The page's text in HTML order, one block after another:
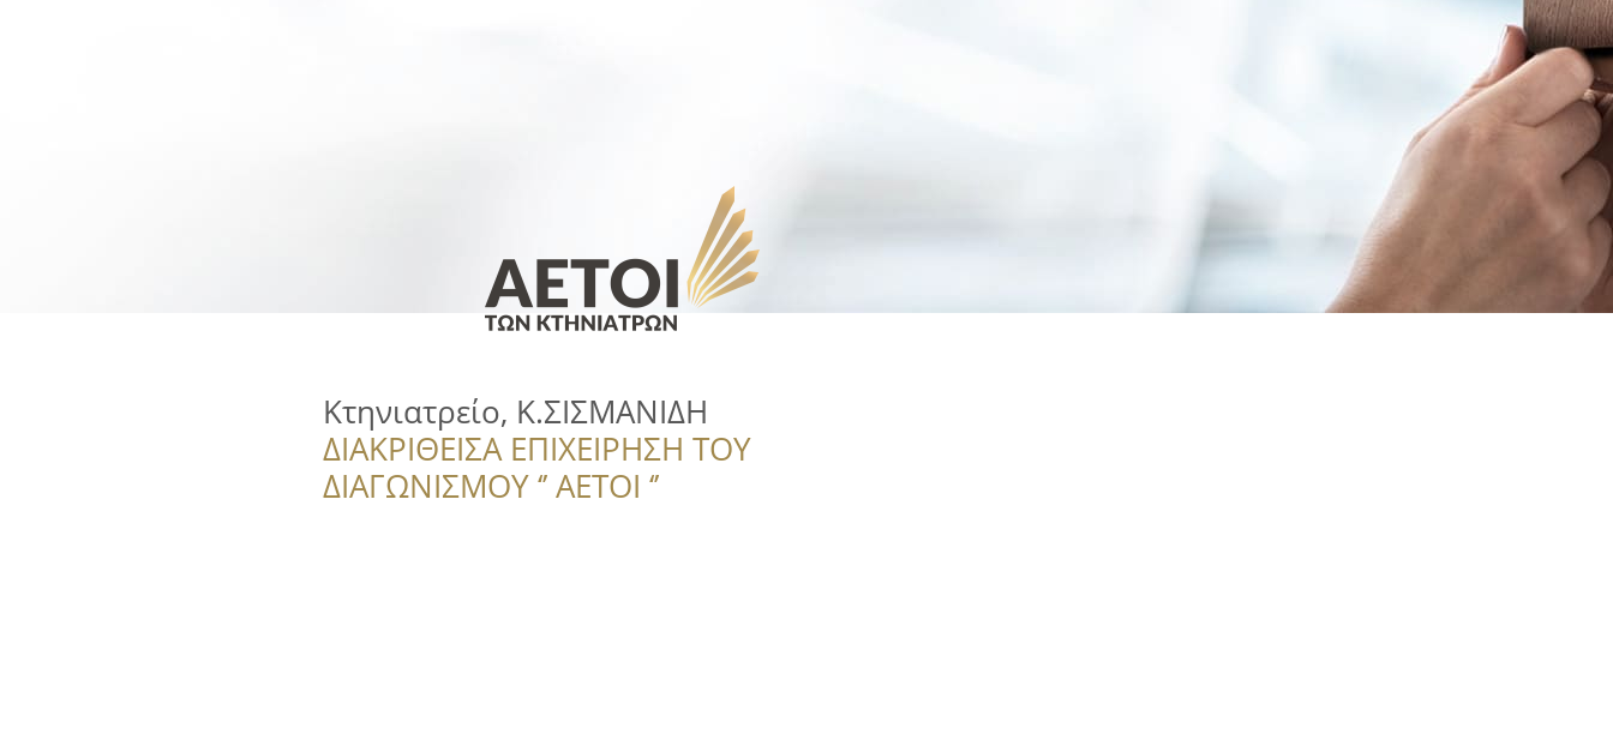
Κτηνιατρείο, Κ.ΣΙΣΜΑΝΙΔΗ
ΔΙΑΚΡΙΘΕΙΣΑ ΕΠΙΧΕΙΡΗΣΗ ΤΟΥ
ΔΙΑΓΩΝΙΣΜΟΥ ‘’ ΑΕΤΟΙ ‘’